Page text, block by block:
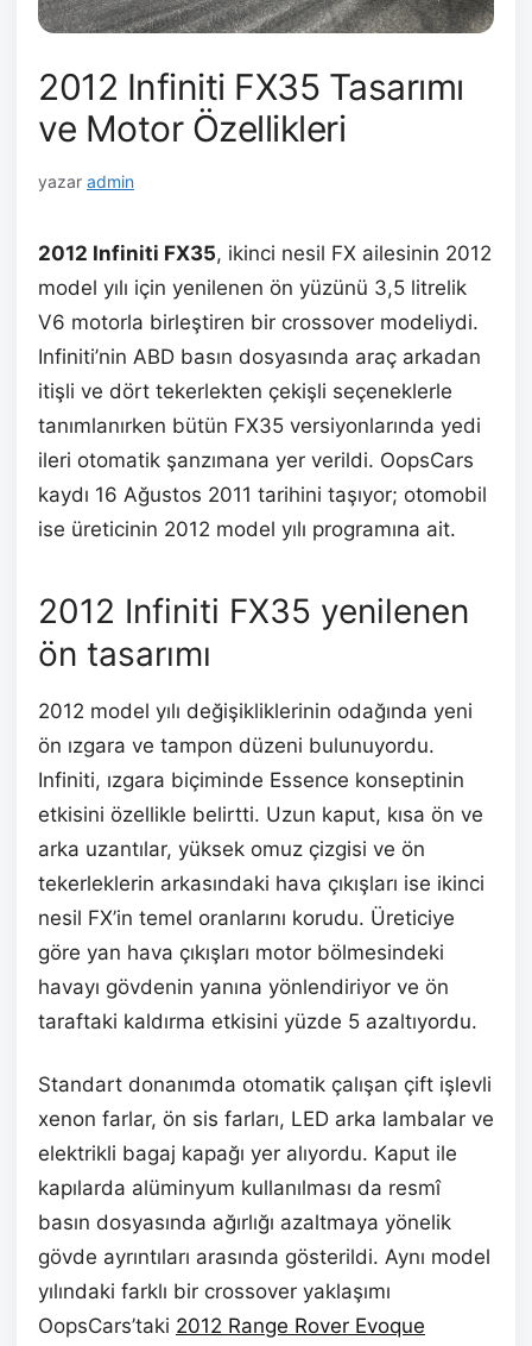
2012 Infiniti FX35 Tasarımı
ve Motor Özellikleri
yazar admin
2012 Infiniti FX35, ikinci nesil FX ailesinin 2012
model yılı için yenilenen ön yüzünü 3,5 litrelik
V6 motorla birleştiren bir crossover modeliydi.
Infiniti’nin ABD basın dosyasında araç arkadan
itişli ve dört tekerlekten çekişli seçeneklerle
tanımlanırken bütün FX35 versiyonlarında yedi
ileri otomatik şanzımana yer verildi. OopsCars
kaydı 16 Ağustos 2011 tarihini taşıyor; otomobil
ise üreticinin 2012 model yılı programına ait.
2012 Infiniti FX35 yenilenen
ön tasarımı
2012 model yılı değişikliklerinin odağında yeni
ön ızgara ve tampon düzeni bulunuyordu.
Infiniti, ızgara biçiminde Essence konseptinin
etkisini özellikle belirtti. Uzun kaput, kısa ön ve
arka uzantılar, yüksek omuz çizgisi ve ön
tekerleklerin arkasındaki hava çıkışları ise ikinci
nesil FX’in temel oranlarını korudu. Üreticiye
göre yan hava çıkışları motor bölmesindeki
havayı gövdenin yanına yönlendiriyor ve ön
taraftaki kaldırma etkisini yüzde 5 azaltıyordu.
Standart donanımda otomatik çalışan çift işlevli
xenon farlar, ön sis farları, LED arka lambalar ve
elektrikli bagaj kapağı yer alıyordu. Kaput ile
kapılarda alüminyum kullanılması da resmî
basın dosyasında ağırlığı azaltmaya yönelik
gövde ayrıntıları arasında gösterildi. Aynı model
yılındaki farklı bir crossover yaklaşımı
OopsCars’taki 2012 Range Rover Evoque